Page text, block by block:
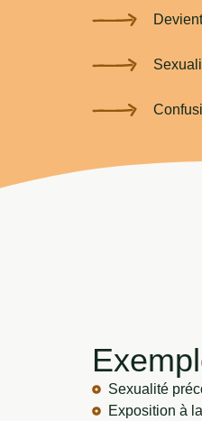
Sexualité
Exposition à